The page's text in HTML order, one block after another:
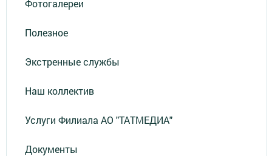
Фотогалереи
Полезное
Экстренные службы
Наш коллектив
Услуги Филиала АО "ТАТМЕДИА"
Документы